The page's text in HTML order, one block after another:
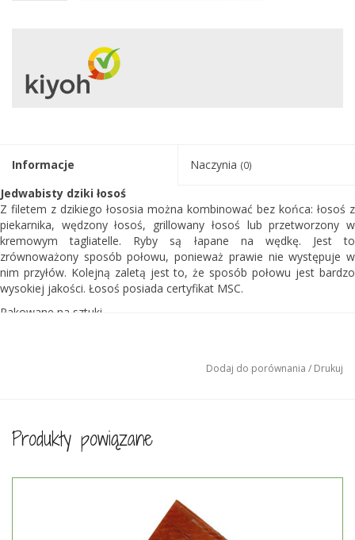
Informacje Naczynia (0)
Jedwabisty dziki łosoś
Z filetem z dzikiego łososia można kombinować bez końca: łosoś z
piekarnika, wędzony łosoś, grillowany łosoś lub przetworzony w
kremowym tagliatelle. Ryby są łapane na wędkę. Jest to
zrównoważony sposób połowu, ponieważ prawie nie występuje w
nim przyłów. Kolejną zaletą jest to, że sposób połowu jest bardzo
wysokiej jakości. Łosoś posiada certyfikat MSC.
Pakowane na sztuki.
Dziki łosoś pływa w wodach u zachodnich wybrzeży Ameryki
łososia ma delikatną strukturę, jest pełne specjalnych tłuszczów (w
tym kwasów tłuszczowych Omega 3) i ma fantastyczny smak.
Dodaj do porównania / Drukuj
Produkty powiązane